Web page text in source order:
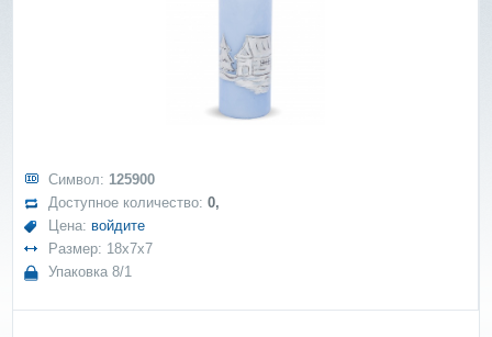
Символ: 125900
Доступное количество:0,
Цена: войдите
Размер: 18x7x7
Упаковка 8/1